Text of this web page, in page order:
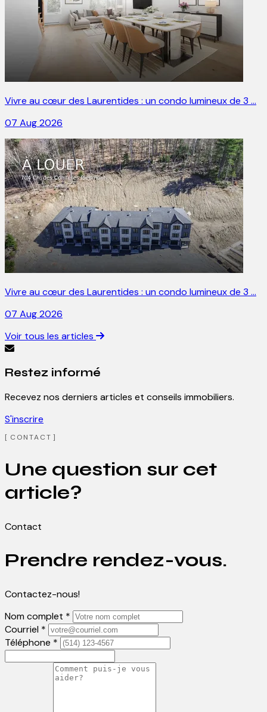
Vivre au cœur des Laurentides : un condo lumineux de 3 …
07 Aug 2026
Vivre au cœur des Laurentides : un condo lumineux de 3 …
07 Aug 2026
Voir tous les articles
Restez informé
Recevez nos derniers articles et conseils immobiliers.
S'inscrire
CONTACT
Une question sur cet
article?
Contact
Prendre rendez-vous.
Contactez-nous!
Nom complet *
Courriel *
Téléphone *